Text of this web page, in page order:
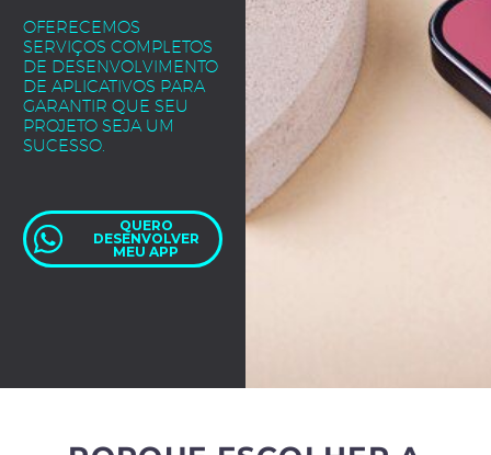
OFERECEMOS
SERVIÇOS COMPLETOS
DE DESENVOLVIMENTO
DE APLICATIVOS PARA
GARANTIR QUE SEU
PROJETO SEJA UM
SUCESSO.
QUERO
DESENVOLVER
MEU APP